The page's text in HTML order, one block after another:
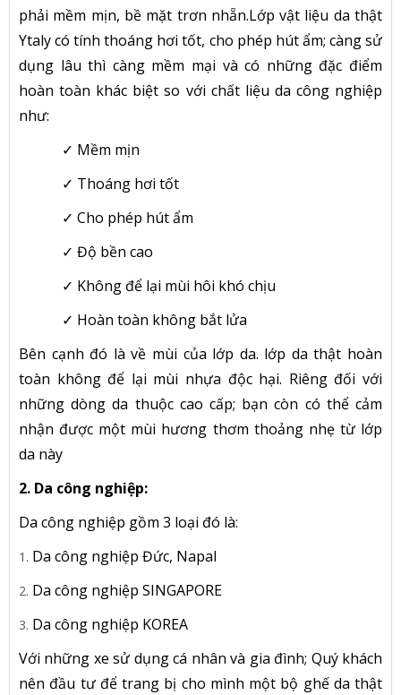
phải mềm mịn, bề mặt trơn nhẵn.Lớp vật liệu da thật
Ytaly có tính thoáng hơi tốt, cho phép hút ẩm; càng sử
dụng lâu thì càng mềm mại và có những đặc điểm
hoàn toàn khác biệt so với chất liệu da công nghiệp
như:
✓ Mềm mịn
✓ Thoáng hơi tốt
✓ Cho phép hút ẩm
✓ Độ bền cao
✓ Không để lại mùi hôi khó chịu
✓ Hoàn toàn không bắt lửa
Bên cạnh đó là về mùi của lớp da. lớp da thật hoàn
toàn không để lại mùi nhựa độc hại. Riêng đối với
những dòng da thuộc cao cấp; bạn còn có thể cảm
nhận được một mùi hương thơm thoảng nhẹ từ lớp
da này
2. Da công nghiệp:
Da công nghiệp gồm 3 loại đó là:
Da công nghiệp Đức, Napal
Da công nghiệp SINGAPORE
Da công nghiệp KOREA
Với những xe sử dụng cá nhân và gia đình; Quý khách
nên đầu tư để trang bị cho mình một bộ ghế da thật